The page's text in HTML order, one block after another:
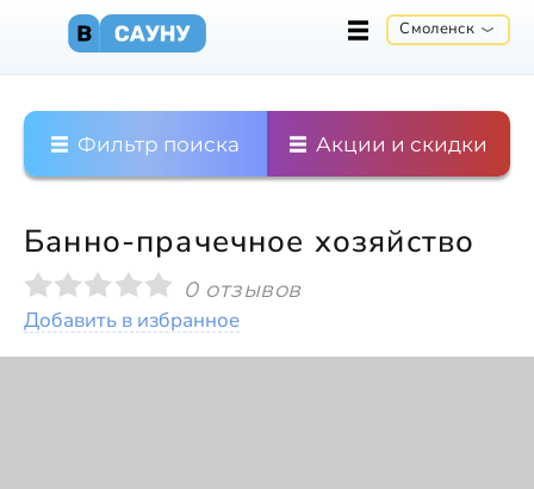
Смоленск
Фильтр поиска Акции и скидки
Банно-прачечное хозяйство
0 отзывов
Добавить в избранное